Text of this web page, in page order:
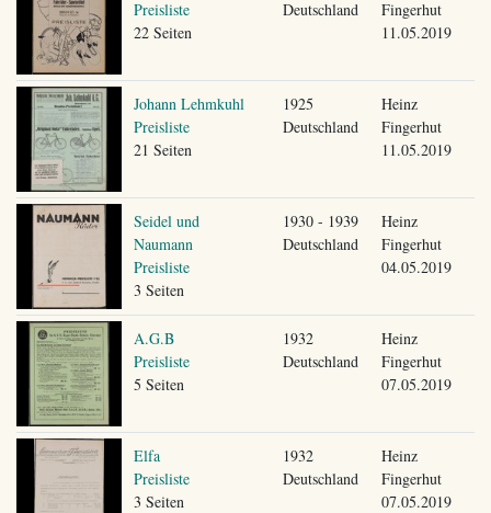
Preisliste
22 Seiten
Deutschland
Fingerhut
11.05.2019
Johann Lehmkuhl
Preisliste
21 Seiten
1925
Deutschland
Heinz
Fingerhut
11.05.2019
Seidel und
Naumann
Preisliste
3 Seiten
1930 - 1939
Deutschland
Heinz
Fingerhut
04.05.2019
A.G.B
Preisliste
5 Seiten
1932
Deutschland
Heinz
Fingerhut
07.05.2019
Elfa
Preisliste
3 Seiten
1932
Deutschland
Heinz
Fingerhut
07.05.2019